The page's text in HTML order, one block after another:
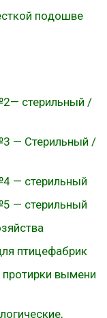
подошве
стерильный /
— Стерильный /
— стерильный
— стерильный
птицефабрик
вымени